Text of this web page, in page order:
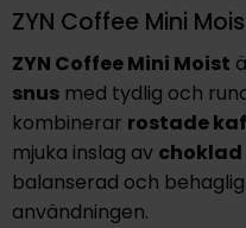
ZYN Coffee Mini
ZYN Coffee Mini Moist
snusmed tydlig och
kombinerar rostade
mjuka inslag av choklad
balanserad och
användningen.